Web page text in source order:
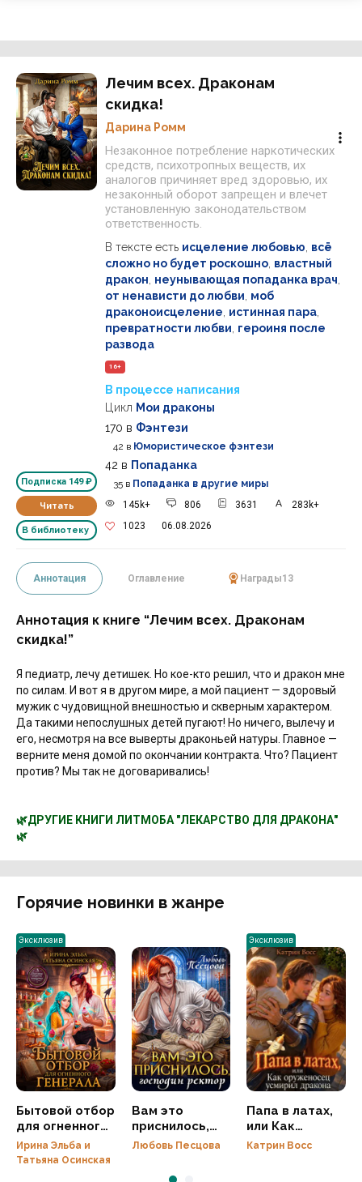
Подписка 149 ₽
Читать
В библиотеку
Лечим всех. Драконам
скидка!
Дарина Ромм
Незаконное потребление наркотических
средств, психотропных веществ, их
аналогов причиняет вред здоровью, их
незаконный оборот запрещен и влечет
установленную законодательством
ответственность.
В тексте есть исцеление любовью всё
сложно но будет роскошно властный
дракон неунывающая попаданка врач
от ненависти до любви моб
драконоисцеление истинная пара
превратности любви героиня после
развода
16+
В процессе написания
Цикл Мои драконы
170 в Фэнтези
42 в Юмористическое фэнтези
42 в Попаданка
35 в Попаданка в другие миры
145k+
806 3631
283k+
1023
06.08.2026
Аннотация Оглавление Награды13
Аннотация к книге “Лечим всех. Драконам
скидка!”
Я педиатр, лечу детишек. Но кое-кто решил, что и дракон мне
по силам. И вот я в другом мире, а мой пациент — здоровый
мужик с чудовищной внешностью и скверным характером.
Да такими непослушных детей пугают! Но ничего, вылечу и
его, несмотря на все выверты драконьей натуры. Главное —
верните меня домой по окончании контракта. Что? Пациент
против? Мы так не договаривались!
🌿ДРУГИЕ КНИГИ ЛИТМОБА "ЛЕКАРСТВО ДЛЯ ДРАКОНА"
🌿
Горячие новинки в жанре
Эксклюзив
Бытовой отбор
для огненного
генерала
Ирина Эльба и
Татьяна Осинская
Вам это
приснилось,
господин
Любовь Песцова
Эксклюзив
Папа в латах,
или Как
оруженосец
Катрин Восс